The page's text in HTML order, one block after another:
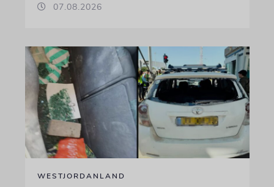
07.08.2026
WESTJORDANLAND